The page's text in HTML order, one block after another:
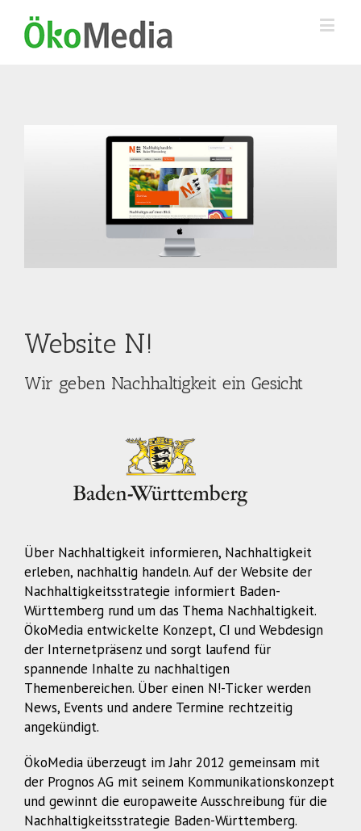
Website N!
Wir geben Nachhaltigkeit ein Gesicht
Über Nachhaltigkeit informieren, Nachhaltigkeit
erleben, nachhaltig handeln. Auf der Website der
Nachhaltigkeitsstrategie informiert Baden-
Württemberg rund um das Thema Nachhaltigkeit.
ÖkoMedia entwickelte Konzept, CI und Webdesign
der Internetpräsenz und sorgt laufend für
spannende Inhalte zu nachhaltigen
Themenbereichen. Über einen N!-Ticker werden
News, Events und andere Termine rechtzeitig
angekündigt.
ÖkoMedia überzeugt im Jahr 2012 gemeinsam mit
der Prognos AG mit seinem Kommunikationskonzept
und gewinnt die europaweite Ausschreibung für die
Nachhaltigkeitsstrategie Baden-Württemberg.